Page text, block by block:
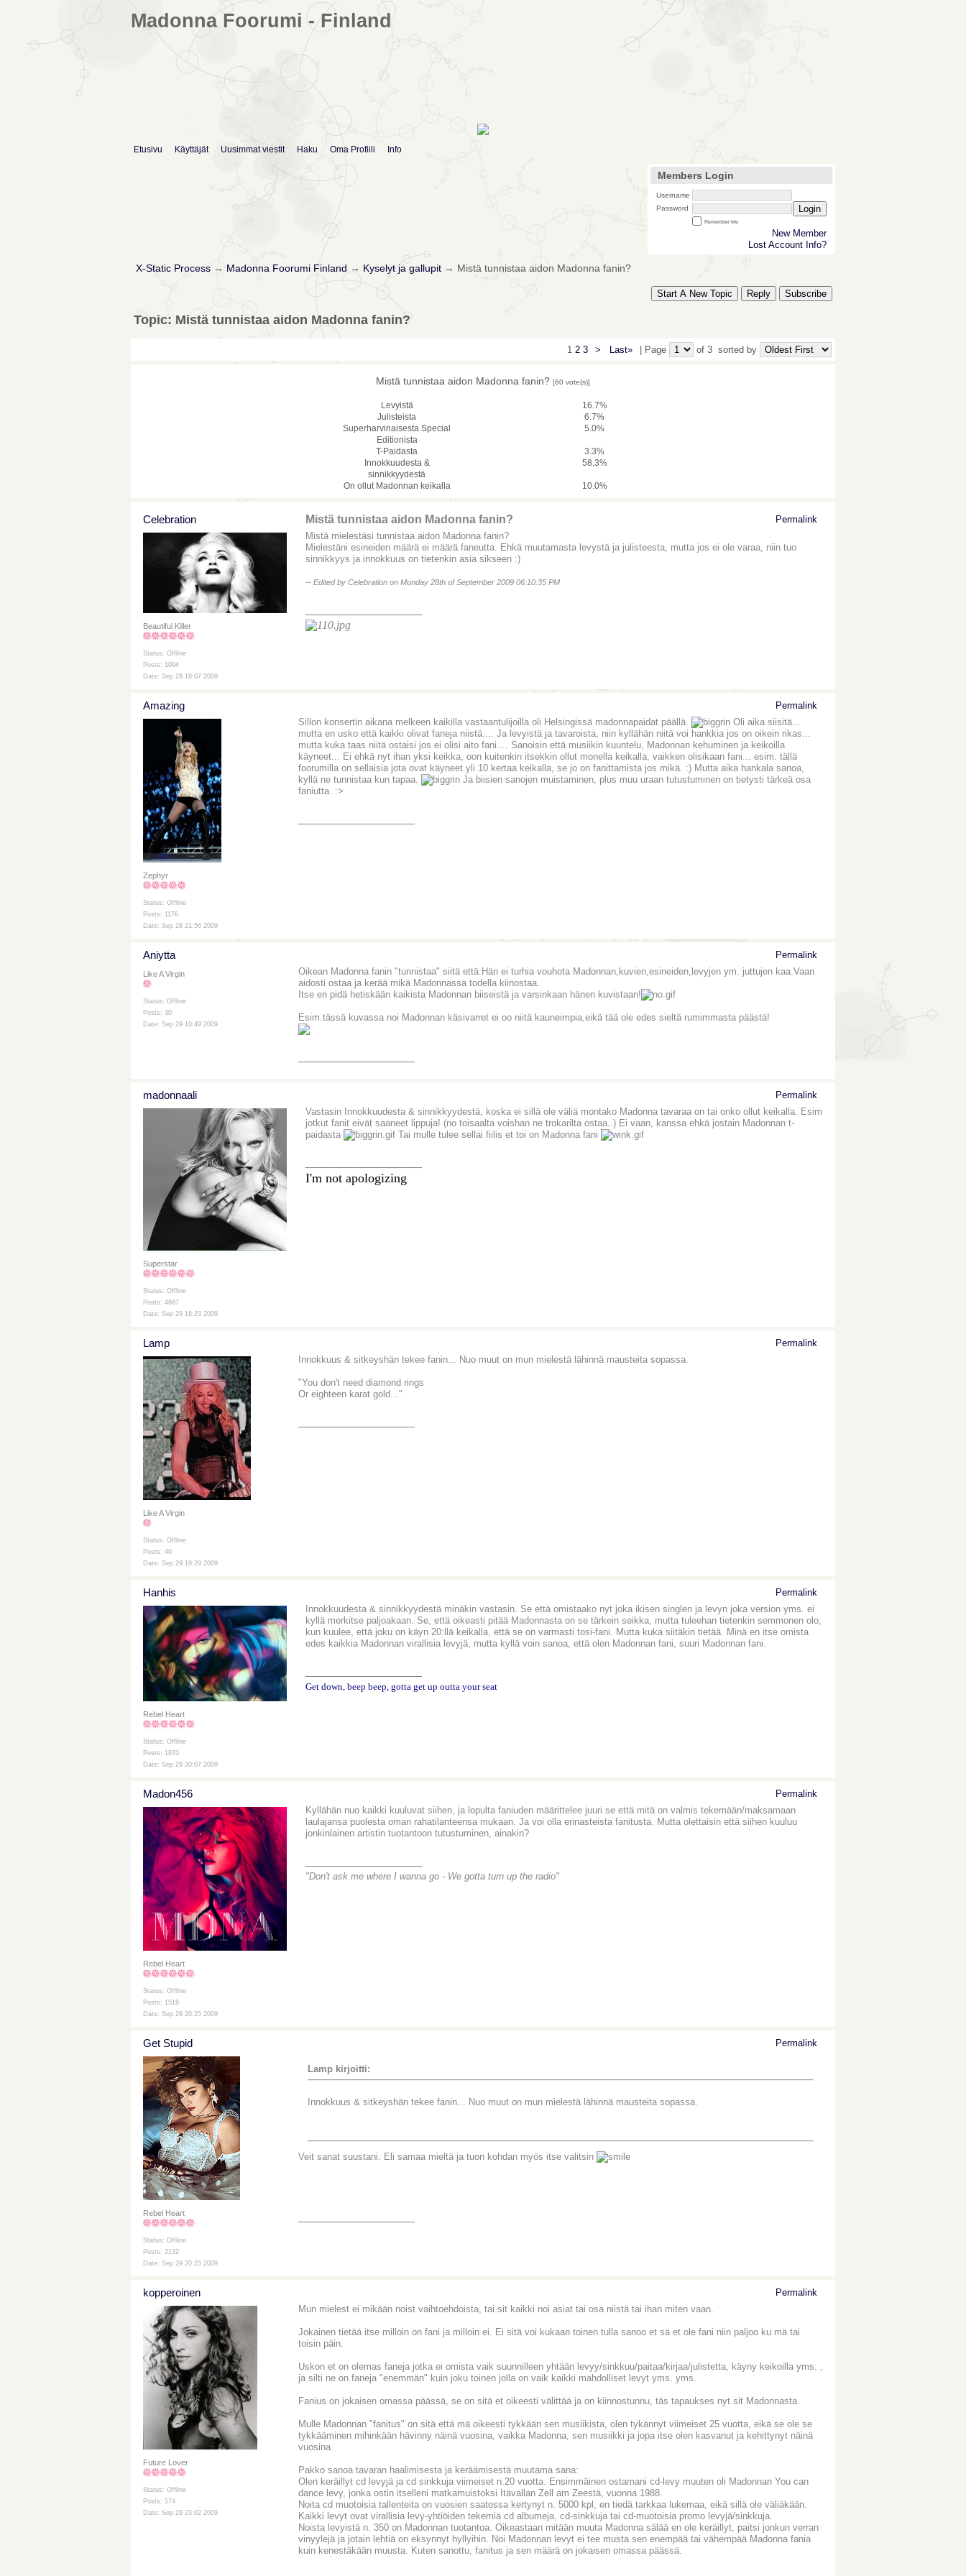
Madonna Foorumi - Finland
Etusivu Käyttäjät Uusimmat viestit Haku Oma Profiili Info
Members Login
Username
Password
Login
Remember Me
New Member
Lost Account Info?
X-Static Process→ Madonna Foorumi Finland → Kyselyt ja gallupit→ Mistä tunnistaa aidon Madonna fanin?
Start A New Topic Reply Subscribe
Topic: Mistä tunnistaa aidon Madonna fanin?
1 2 3 > Last» | Page of 3 sorted by
Mistä tunnistaa aidon Madonna fanin? [60 vote(s)]
Levyistä
16.7%
Julisteista
6.7%
Superharvinaisesta Special
Editionista
5.0%
T-Paidasta
3.3%
Innokkuudesta &
sinnikkyydestä
58.3%
On ollut Madonnan keikalla 10.0%
Celebration
Beautiful Killer
Status: Offline
Posts: 1094
Date: Sep 28 18:07 2009
Mistä tunnistaa aidon Madonna fanin?
Permalink
Mistä mielestäsi tunnistaa aidon Madonna fanin?
Mielestäni esineiden määrä ei määrä faneutta. Ehkä muutamasta levystä ja julisteesta, mutta jos ei ole varaa, niin tuo
sinnikkyys ja innokkuus on tietenkin asia sikseen :)
-- Edited by Celebration on Monday 28th of September 2009 06:10:35 PM
Amazing
Zephyr
Status: Offline
Posts: 1176
Date: Sep 28 21:56 2009
Permalink
Sillon konsertin aikana melkeen kaikilla vastaantulijoilla oli Helsingissä madonnapaidat päällä.
Oli aika siisitä...
mutta en usko että kaikki olivat faneja niistä.... Ja levyistä ja tavaroista, niin kyllähän niitä voi hankkia jos on oikein rikas...
mutta kuka taas niitä ostaisi jos ei olisi aito fani.... Sanoisin että musiikin kuuntelu, Madonnan kehuminen ja keikoilla
käyneet... Ei ehkä nyt ihan yksi keikka, oon kuitenkin itsekkin ollut monella keikalla, vaikken olisikaan fani... esim. tällä
foorumilla on sellaisia jota ovat käyneet yli 10 kertaa keikalla, se jo on fanittamista jos mikä. :) Mutta aika hankala sanoa,
kyllä ne tunnistaa kun tapaa.
Ja biisien sanojen muistaminen, plus muu uraan tutustuminen on tietysti tärkeä osa
faniutta. :>
Aniytta
Like A Virgin
Status: Offline
Posts: 30
Date: Sep 29 10:49 2009
Permalink
Oikean Madonna fanin "tunnistaa" siitä että:Hän ei turhia vouhota Madonnan,kuvien,esineiden,levyjen ym. juttujen kaa.Vaan
aidosti ostaa ja kerää mikä Madonnassa todella kiinostaa.
Itse en pidä hetiskään kaikista Madonnan biiseistä ja varsinkaan hänen kuvistaan!
Esim.tässä kuvassa noi Madonnan käsivarret ei oo niitä kauneimpia,eikä tää ole edes sieltä rumimmasta päästä!
madonnaali
Superstar
Status: Offline
Posts: 4687
Date: Sep 29 18:23 2009
Permalink
Vastasin Innokkuudesta & sinnikkyydestä, koska ei sillä ole väliä montako Madonna tavaraa on tai onko ollut keikalla. Esim
jotkut fanit eivät saaneet lippuja! (no toisaalta voishan ne trokarilta ostaa..) Ei vaan, kanssa ehkä jostain Madonnan t-
paidasta
Tai mulle tulee sellai fiilis et toi on Madonna fani
I'm not apologizing
Lamp
Like A Virgin
Status: Offline
Posts: 40
Date: Sep 29 19:29 2009
Permalink
Innokkuus & sitkeyshän tekee fanin... Nuo muut on mun mielestä lähinnä mausteita sopassa.
"You don't need diamond rings
Or eighteen karat gold..."
Hanhis
Rebel Heart
Status: Offline
Posts: 1870
Date: Sep 29 20:07 2009
Permalink
Innokkuudesta & sinnikkyydestä minäkin vastasin. Se että omistaako nyt joka ikisen singlen ja levyn joka version yms. ei
kyllä merkitse paljoakaan. Se, että oikeasti pitää Madonnasta on se tärkein seikka, mutta tuleehan tietenkin semmonen olo,
kun kuulee, että joku on käyn 20:llä keikalla, että se on varmasti tosi-fani. Mutta kuka siitäkin tietää. Minä en itse omista
edes kaikkia Madonnan virallisia levyjä, mutta kyllä voin sanoa, että olen Madonnan fani, suuri Madonnan fani.
Get down, beep beep, gotta get up outta your seat
Madon456
Rebel Heart
Status: Offline
Posts: 1518
Date: Sep 29 20:25 2009
Permalink
Kyllähän nuo kaikki kuuluvat siihen, ja lopulta faniuden määrittelee juuri se että mitä on valmis tekemään/maksamaan
laulajansa puolesta oman rahatilanteensa mukaan. Ja voi olla erinasteista fanitusta. Mutta olettaisin että siihen kuuluu
jonkinlainen artistin tuotantoon tutustuminen, ainakin?
"Don't ask me where I wanna go - We gotta turn up the radio"
Get Stupid
Rebel Heart
Status: Offline
Posts: 2132
Date: Sep 29 20:25 2009
Permalink
Lamp kirjoitti:
Innokkuus & sitkeyshän tekee fanin... Nuo muut on mun mielestä lähinnä mausteita sopassa.
Veit sanat suustani. Eli samaa mieltä ja tuon kohdan myös itse valitsin
kopperoinen
Future Lover
Status: Offline
Posts: 574
Date: Sep 29 23:02 2009
Permalink
Mun mielest ei mikään noist vaihtoehdoista, tai sit kaikki noi asiat tai osa niistä tai ihan miten vaan.
Jokainen tietää itse milloin on fani ja milloin ei. Ei sitä voi kukaan toinen tulla sanoo et sä et ole fani niin paljoo ku mä tai
toisin päin.
Uskon et on olemas faneja jotka ei omista vaik suunnilleen yhtään levyy/sinkkuu/paitaa/kirjaa/julistetta, käyny keikoilla yms. ,
ja silti ne on faneja "enemmän" kuin joku toinen jolla on vaik kaikki mahdolliset levyt yms. yms.
Fanius on jokaisen omassa päässä, se on sitä et oikeesti välittää ja on kiinnostunnu, täs tapaukses nyt sit Madonnasta.
Mulle Madonnan "fanitus" on sitä että mä oikeesti tykkään sen musiikista, olen tykännyt viimeiset 25 vuotta, eikä se ole se
tykkääminen mihinkään hävinny näinä vuosina, vaikka Madonna, sen musiikki ja jopa itse olen kasvanut ja kehittynyt näinä
vuosina.
Pakko sanoa tavaran haalimisesta ja keräämisestä muutama sana:
Olen keräillyt cd levyjä ja cd sinkkuja viimeiset n.20 vuotta. Ensimmäinen ostamani cd-levy muuten oli Madonnan You can
dance levy, jonka ostin itselleni matkamuistoksi Itävallan Zell am Zeestä, vuonna 1988.
Noita cd muotoisia tallenteita on vuosien saatossa kertynyt n. 5000 kpl, en tiedä tarkkaa lukemaa, eikä sillä ole väliäkään.
Kaikki levyt ovat virallisia levy-yhtiöiden tekemiä cd albumeja, cd-sinkkuja tai cd-muotoisia promo levyjä/sinkkuja.
Noista levyistä n. 350 on Madonnan tuotantoa. Oikeastaan mitään muuta Madonna sälää en ole keräillyt, paitsi jonkun verran
vinyylejä ja jotain lehtiä on eksynnyt hyllyihin. Noi Madonnan levyt ei tee musta sen enempää tai vähempää Madonna fania
kuin kenestäkään muusta. Kuten sanottu, fanitus ja sen määrä on jokaisen omassa päässä.